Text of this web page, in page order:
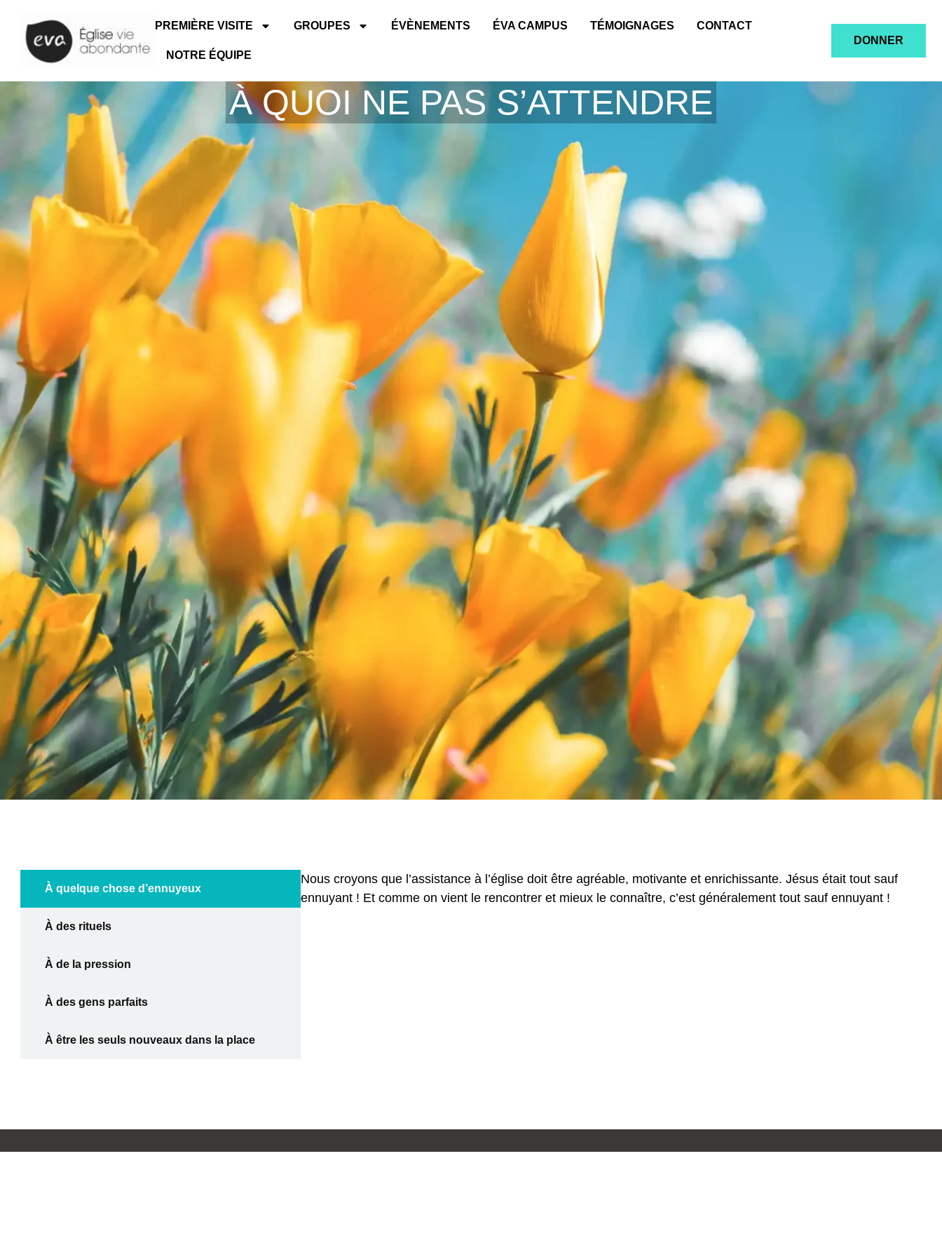
PREMIÈRE VISITE GROUPES ÉVÈNEMENTS ÉVA CAMPUS TÉMOIGNAGES CONTACT
NOTRE ÉQUIPE
DONNER
À QUOI NE PAS S’ATTENDRE
À quelque chose d’ennuyeux
À des rituels
À de la pression
À des gens parfaits
À être les seuls nouveaux dans la place
Nous croyons que l’assistance à l’église doit être agréable, motivante et enrichissante. Jésus était tout sauf
ennuyant ! Et comme on vient le rencontrer et mieux le connaître, c’est généralement tout sauf ennuyant !